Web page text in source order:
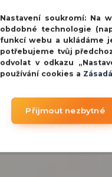
je řešena
dnů.
Nastavení soukromí: Na
obdobné technologie
funkcí webu a ukládáme
potřebujeme tvůj
odvolat v odkazu
používání cookies a
Přijmout nezbytné